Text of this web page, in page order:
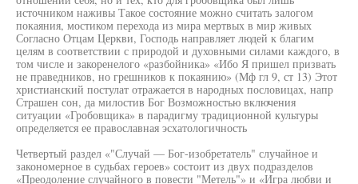
источником наживы Такое состояние можно считать залогом
покаяния, мостиком перехода из мира мертвых в мир живых
Согласно Отцам Церкви, Господь направляет людей к благим
целям в соответствии с природой и духовными силами каждого, в
том числе и закоренелого «разбойника» «Ибо Я пришел призвать
не праведников, но грешников к покаянию» (Мф гл 9, ст 13) Этот
христианский постулат отражается в народных пословицах, напр
Страшен сон, да милостив Бог Возможностью включения
ситуации «Гробовщика» в парадигму традиционной культуры
определяется ее православная эсхатологичность
Четвертый раздел «"Случай — Бог-изобретатель" случайное и
закономерное в судьбах героев» состоит из двух подразделов
«Преодоление случайного в повести "Метель"» и «Игра любви и